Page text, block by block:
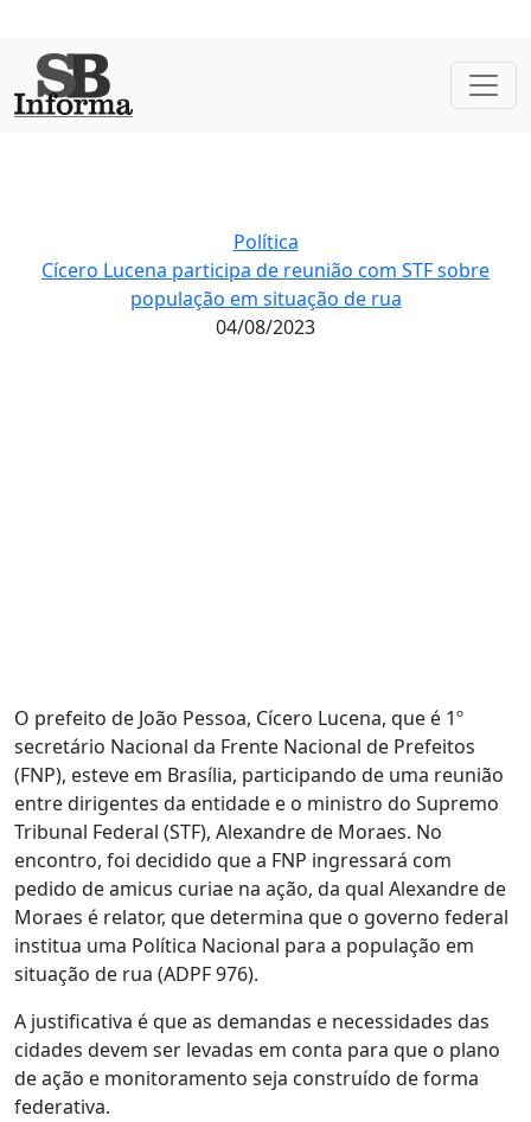
Política
Cícero Lucena participa de reunião com STF sobre
população em situação de rua
04/08/2023
O prefeito de João Pessoa, Cícero Lucena, que é 1º
secretário Nacional da Frente Nacional de Prefeitos
(FNP), esteve em Brasília, participando de uma reunião
entre dirigentes da entidade e o ministro do Supremo
Tribunal Federal (STF), Alexandre de Moraes. No
encontro, foi decidido que a FNP ingressará com
pedido de amicus curiae na ação, da qual Alexandre de
Moraes é relator, que determina que o governo federal
institua uma Política Nacional para a população em
situação de rua (ADPF 976).
A justificativa é que as demandas e necessidades das
cidades devem ser levadas em conta para que o plano
de ação e monitoramento seja construído de forma
federativa.